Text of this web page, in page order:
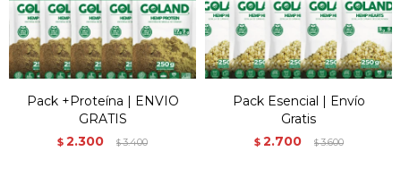
Pack +Proteína | ENVIO
GRATIS
$ 2.300 $3.400
Pack Esencial | Envío
Gratis
$ 2.700 $3.600